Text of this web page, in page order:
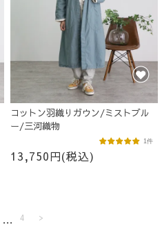
コットン羽織りガウン/ミストブル
ー/三河織物
13,750円(税込)
1件
… 4 >